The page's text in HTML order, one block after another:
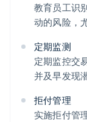
教育员工识
动的风险，
定期监测
定期监控交
并及早发现
拒付管理
实施拒付管